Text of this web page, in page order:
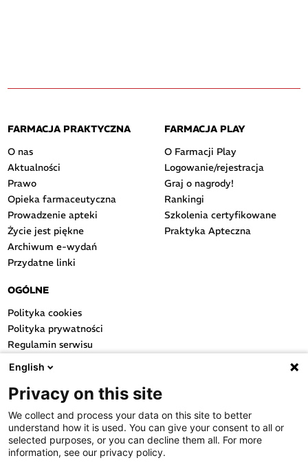
FARMACJA PRAKTYCZNA
O nas
Aktualności
Prawo
Opieka farmaceutyczna
Prowadzenie apteki
Życie jest piękne
Archiwum e-wydań
Przydatne linki
FARMACJA PLAY
O Farmacji Play
Logowanie/rejestracja
Graj o nagrody!
Rankingi
Szkolenia certyfikowane
Praktyka Apteczna
OGÓLNE
Polityka cookies
Polityka prywatności
Regulamin serwisu
Regulamin konkursu
Farmacja Play
Regulamin konkursu Lakcid
Regulamin konkursu Acard
Regulamin konkursu Biotebal
Regulamin konkursu Asmenol
English
Privacy on this site
We collect and process your data on this site to better
understand how it is used. You can give your consent to all or
selected purposes, or you can decline them all. For more
information, see our privacy policy.